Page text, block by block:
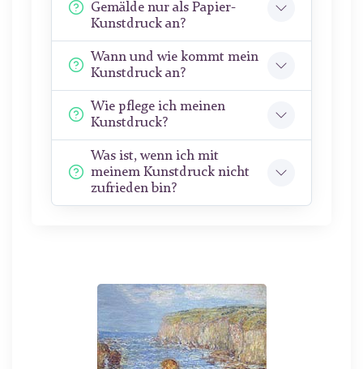
Gemälde nur als Papier-
Kunstdruck an?
Wann und wie kommt mein
Kunstdruck an?
Wie pflege ich meinen
Kunstdruck?
Was ist, wenn ich mit
meinem Kunstdruck nicht
zufrieden bin?